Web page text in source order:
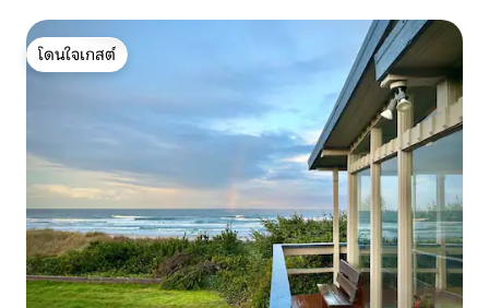
โดนใจเกสต์
โดนใจเกสต์